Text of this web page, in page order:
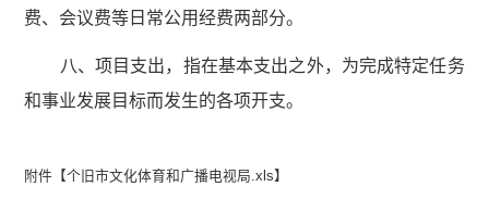
费、会议费等日常公用经费两部分。
八、项目支出，指在基本支出之外，为完成特定任务
和事业发展目标而发生的各项开支。
附件【个旧市文化体育和广播电视局.xls】